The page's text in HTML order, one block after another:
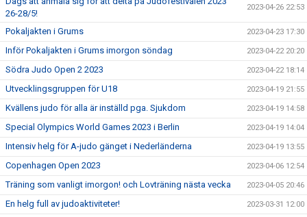
26-28/5!
2023-04-26 22:53
Pokaljakten i Grums 2023-04-23 17:30
Inför Pokaljakten i Grums imorgon söndag 2023-04-22 20:20
Södra Judo Open 2 2023 2023-04-22 18:14
Utvecklingsgruppen för U18 2023-04-19 21:55
Kvällens judo för alla är inställd pga. Sjukdom 2023-04-19 14:58
Special Olympics World Games 2023 i Berlin 2023-04-19 14:04
Intensiv helg för A-judo gänget i Nederländerna 2023-04-19 13:55
Copenhagen Open 2023 2023-04-06 12:54
Träning som vanligt imorgon! och Lovträning nästa vecka 2023-04-05 20:46
En helg full av judoaktiviteter! 2023-03-31 12:00